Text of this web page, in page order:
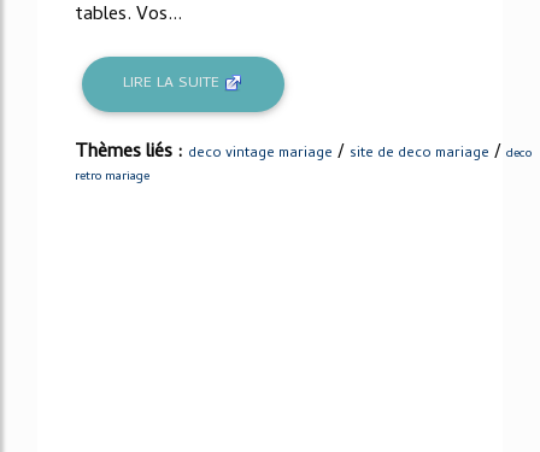
tables. Vos...
LIRE LA SUITE
Thèmes liés : deco vintage mariage / site de deco mariage / deco
retro mariage